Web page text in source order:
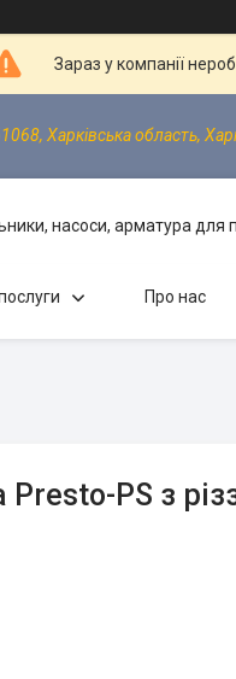
Зараз у компанії
Харківська область,
насоси, арматура
Про нас
Presto-PS з